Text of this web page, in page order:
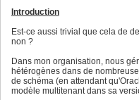
Introduction
Est-ce aussi trivial que cela de
non ?
Dans mon organisation, nous
hétérogènes dans de
de schéma (en attendant
modèle multitenant dans sa